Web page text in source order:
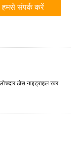
हमसे संपर्क करें
ठोस नाइट्राइल रबर